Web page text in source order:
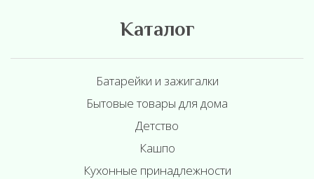
Каталог
Батарейки и зажигалки
Бытовые товары для дома
Детство
Кашпо
Кухонные принадлежности